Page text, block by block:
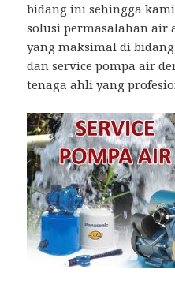
bidang ini sehingga
solusi permasalahan air
yang maksimal di
dan service pompa air
tenaga ahli yang